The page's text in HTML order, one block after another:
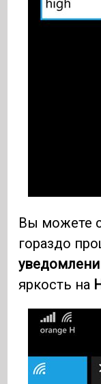
Вы можете
гораздо
яркость на